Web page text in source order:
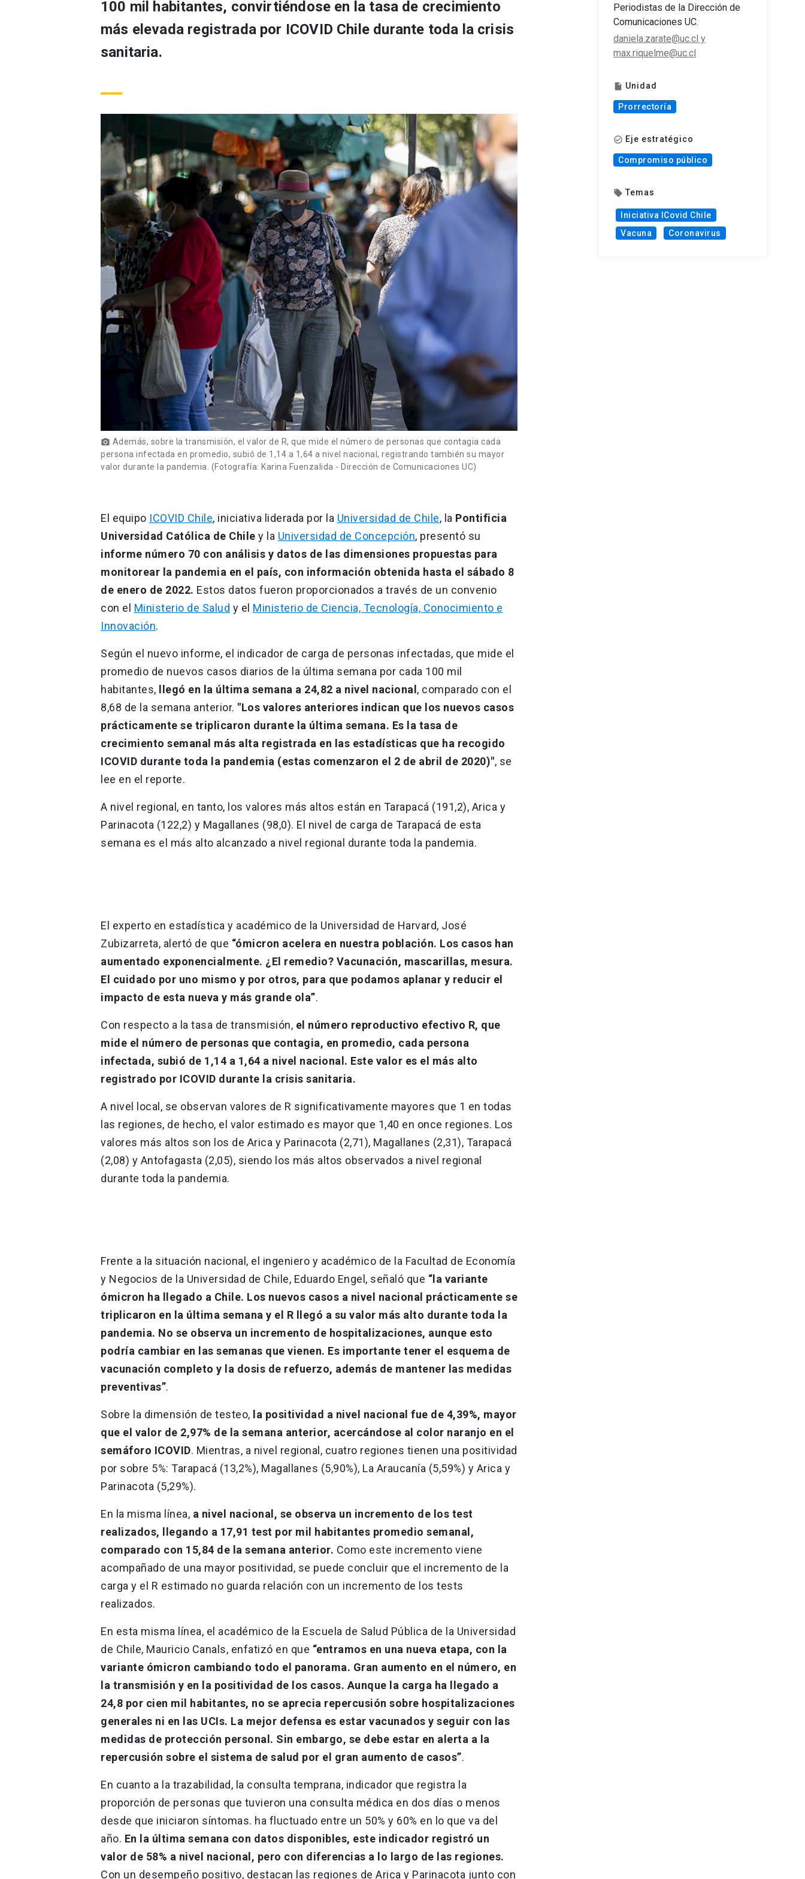
100 mil habitantes, convirtiéndose en la tasa de crecimiento
más elevada registrada por ICOVID Chile durante toda la crisis
sanitaria.
photo_camera Además, sobre la transmisión, el valor de R, que mide el número de personas que contagia cada
persona infectada en promedio, subió de 1,14 a 1,64 a nivel nacional, registrando también su mayor
valor durante la pandemia. (Fotografía: Karina Fuenzalida - Dirección de Comunicaciones UC)
El equipo ICOVID Chile, iniciativa liderada por la Universidad de Chile, la Pontificia
Universidad Católica de Chile y la Universidad de Concepción, presentó su
informe número 70 con análisis y datos de las dimensiones propuestas para
monitorear la pandemia en el país, con información obtenida hasta el sábado 8
de enero de 2022. Estos datos fueron proporcionados a través de un convenio
con el Ministerio de Salud y el Ministerio de Ciencia, Tecnología, Conocimiento e
Innovación.
Según el nuevo informe, el indicador de carga de personas infectadas, que mide el
promedio de nuevos casos diarios de la última semana por cada 100 mil
habitantes,
llegó en la última semana a 24,82 a nivel nacional , comparado con el
8,68 de la semana anterior. "Los valores anteriores indican que los nuevos casos
prácticamente se triplicaron durante la última semana. Es la tasa de
crecimiento semanal más alta registrada en las estadísticas que ha recogido
ICOVID durante toda la pandemia (estas comenzaron el 2 de abril de 2020)", se
lee en el reporte.
A nivel regional, en tanto, los valores más altos están en Tarapacá (191,2), Arica y
Parinacota (122,2) y Magallanes (98,0). El nivel de carga de Tarapacá de esta
semana es el más alto alcanzado a nivel regional durante toda la pandemia.
El experto en estadística y académico de la Universidad de Harvard, José
Zubizarreta, alertó de que “ómicron acelera en nuestra población. Los casos han
aumentado exponencialmente. ¿El remedio? Vacunación, mascarillas, mesura.
El cuidado por uno mismo y por otros, para que podamos aplanar y reducir el
impacto de esta nueva y más grande ola”.
Con respecto a la tasa de transmisión, el número reproductivo efectivo R, que
mide el número de personas que contagia, en promedio, cada persona
infectada, subió de 1,14 a 1,64 a nivel nacional. Este valor es el más alto
registrado por ICOVID durante la crisis sanitaria.
A nivel local, se observan valores de R significativamente mayores que 1 en todas
las regiones, de hecho, el valor estimado es mayor que 1,40 en once regiones. Los
valores más altos son los de Arica y Parinacota (2,71), Magallanes (2,31), Tarapacá
(2,08) y Antofagasta (2,05), siendo los más altos observados a nivel regional
durante toda la pandemia.
Frente a la situación nacional, el ingeniero y académico de la Facultad de Economía
y Negocios de la Universidad de Chile, Eduardo Engel, señaló que “la variante
ómicron ha llegado a Chile. Los nuevos casos a nivel nacional prácticamente se
triplicaron en la última semana y el R llegó a su valor más alto durante toda la
pandemia. No se observa un incremento de hospitalizaciones, aunque esto
podría cambiar en las semanas que vienen. Es importante tener el esquema de
vacunación completo y la dosis de refuerzo, además de mantener las medidas
preventivas”.
Sobre la dimensión de testeo, la positividad a nivel nacional fue de 4,39%, mayor
que el valor de 2,97% de la semana anterior, acercándose al color naranjo en el
semáforo ICOVID. Mientras, a nivel regional, cuatro regiones tienen una positividad
por sobre 5%: Tarapacá (13,2%), Magallanes (5,90%), La Araucanía (5,59%) y Arica y
Parinacota (5,29%).
En la misma línea, a nivel nacional, se observa un incremento de los test
realizados, llegando a 17,91 test por mil habitantes promedio semanal,
comparado con 15,84 de la semana anterior. Como este incremento viene
acompañado de una mayor positividad, se puede concluir que el incremento de la
carga y el R estimado no guarda relación con un incremento de los tests
realizados.
En esta misma línea, el académico de la Escuela de Salud Pública de la Universidad
de Chile, Mauricio Canals, enfatizó en que “entramos en una nueva etapa, con la
variante ómicron cambiando todo el panorama. Gran aumento en el número, en
la transmisión y en la positividad de los casos. Aunque la carga ha llegado a
24,8 por cien mil habitantes, no se aprecia repercusión sobre hospitalizaciones
generales ni en las UCIs. La mejor defensa es estar vacunados y seguir con las
medidas de protección personal. Sin embargo, se debe estar en alerta a la
repercusión sobre el sistema de salud por el gran aumento de casos”.
En cuanto a la trazabilidad, la consulta temprana, indicador que registra la
proporción de personas que tuvieron una consulta médica en dos días o menos
desde que iniciaron síntomas. ha fluctuado entre un 50% y 60% en lo que va del
año. En la última semana con datos disponibles, este indicador registró un
valor de 58% a nivel nacional, pero con diferencias a lo largo de las regiones.
Con un desempeño positivo, destacan las regiones de Arica y Parinacota junto con
Periodistas de la Dirección de
Comunicaciones UC.
daniela.zarate@uc.cl y
max.riquelme@uc.cl
insert_drive_file Unidad
Prorrectoría
check_circle_outline Eje estratégico
Compromiso público
local_offer Temas
Iniciativa ICovid Chile
Vacuna
Coronavirus